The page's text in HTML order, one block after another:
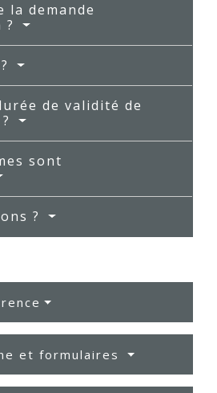
la demande
de validité de
sont
?
et formulaires